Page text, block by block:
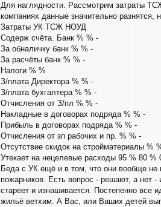
Для наглядности. Рассмотрим затраты
компаниях данные значительно
Затраты УК ТСЖ НОУД
Содерж счёта. Банк % % -
За обналичку банк % % -
За расчёты банк % % -
Налоги % %
З/плата Директора % % -
З/плата бухгалтера % % -
Отчисления от З/пл % % -
Накладные в договорах подряда % % -
Прибыль в договорах подряда % % -
Отчисления от зп рабочих и пр. % % -
Отсутствие скидок на стройматериалы %
Утекает на нецелевые расходы 95 % 80 %
Беда с УК ещё и в том, что они вообще не
пожарников. Есть вопрос - решают, а нет
стареет и изнашивается. Постепенно все
жильё ветхим. А Вас, или Ваших детей